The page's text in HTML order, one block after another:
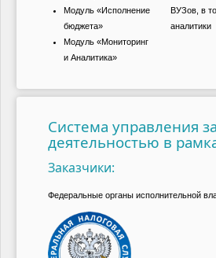
Модуль «Исполнение
бюджета»
Модуль «Мониторинг
и Аналитика»
ВУЗов, в
аналитики
Система управления
деятельностью в
Заказчики:
Федеральные органы исполнительной